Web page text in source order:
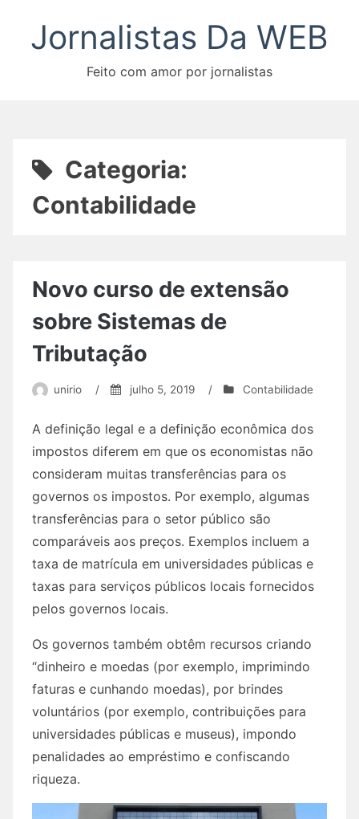
Jornalistas Da WEB
Feito com amor por jornalistas
Categoria:
Contabilidade
Novo curso de extensão
sobre Sistemas de
Tributação
unirio / julho 5, 2019 / Contabilidade
A definição legal e a definição econômica dos
impostos diferem em que os economistas não
consideram muitas transferências para os
governos os impostos. Por exemplo, algumas
transferências para o setor público são
comparáveis ​​aos preços. Exemplos incluem a
taxa de matrícula em universidades públicas e
taxas para serviços públicos locais fornecidos
pelos governos locais.
Os governos também obtêm recursos criando
“dinheiro e moedas (por exemplo, imprimindo
faturas e cunhando moedas), por brindes
voluntários (por exemplo, contribuições para
universidades públicas e museus), impondo
penalidades ao empréstimo e confiscando
riqueza.